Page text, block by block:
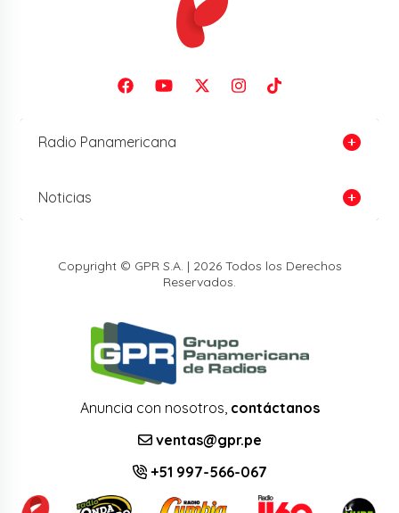
Radio Panamericana
Noticias
Copyright © GPR S.A. | 2026 Todos los Derechos
Reservados.
Anuncia con nosotros, contáctanos
ventas@gpr.pe
+51 997-566-067